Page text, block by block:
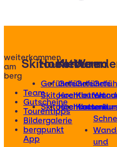
weiterkommen
am
berg
Team
Gutscheine
Tourentipps
Bildergalerie
bergpunkt
App
Skitouren
Geführte
Skitouren
Skitourenkurse
Hochtouren
Geführte
Hochtouren
Klettern
Geführte
und
und